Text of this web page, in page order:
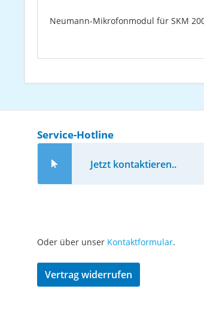
Neumann-Mikrofonmodul für SKM
Service-Hotline
Jetzt kontaktieren..
Oder über unser Kontaktformular.
Vertrag widerrufen